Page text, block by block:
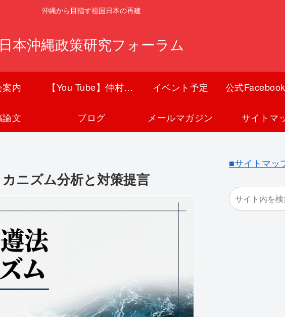
沖縄から目指す祖国日本の再建
日本沖縄政策研究フォーラム
案内 【You Tube】仲村覚チャンネル イベント予定 公式
文 ブログ メールマガジン サイトマ
ニズム分析と対策提言
■サイトマッ